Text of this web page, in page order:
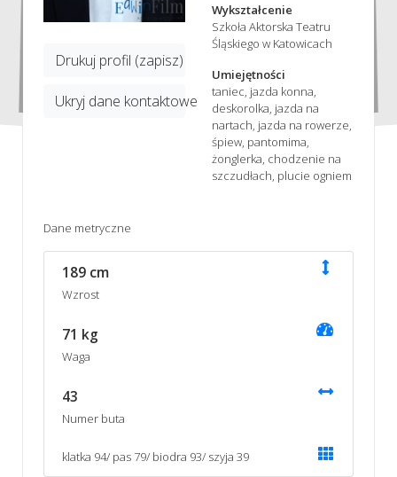
Drukuj profil (zapisz)
Ukryj dane kontaktowe
Wykształcenie
Szkoła Aktorska Teatru
Śląskiego w Katowicach
Umiejętności
taniec, jazda konna,
deskorolka, jazda na
nartach, jazda na rowerze,
śpiew, pantomima,
żonglerka, chodzenie na
szczudłach, plucie ogniem
Dane metryczne
189 cm
Wzrost
71 kg
Waga
43
Numer buta
klatka 94/ pas 79/ biodra 93/ szyja 39